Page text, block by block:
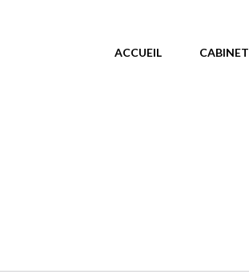
ACCUEIL CABINET